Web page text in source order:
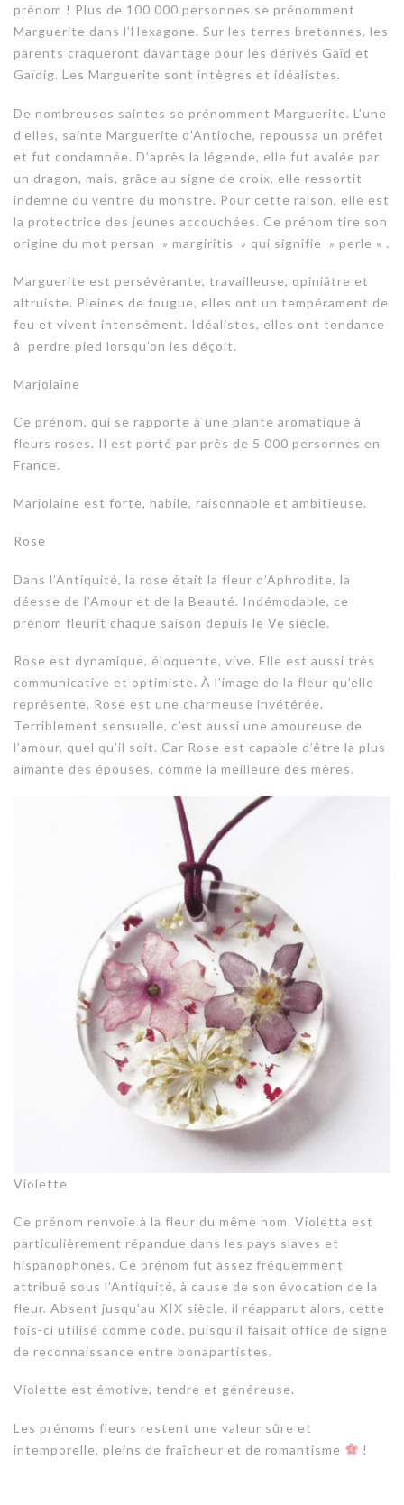
prénom ! Plus de 100 000 personnes se prénomment
Marguerite dans l’Hexagone. Sur les terres bretonnes, les
parents craqueront davantage pour les dérivés Gaïd et
Gaïdig. Les Marguerite sont intègres et idéalistes.
De nombreuses saintes se prénomment Marguerite. L’une
d’elles, sainte Marguerite d’Antioche, repoussa un préfet
et fut condamnée. D’après la légende, elle fut avalée par
un dragon, mais, grâce au signe de croix, elle ressortit
indemne du ventre du monstre. Pour cette raison, elle est
la protectrice des jeunes accouchées. Ce prénom tire son
origine du mot persan » margiritis » qui signifie » perle « .
Marguerite est persévérante, travailleuse, opiniâtre et
altruiste. Pleines de fougue, elles ont un tempérament de
feu et vivent intensément. Idéalistes, elles ont tendance
à perdre pied lorsqu’on les déçoit.
Marjolaine
Ce prénom, qui se rapporte à une plante aromatique à
fleurs roses. Il est porté par près de 5 000 personnes en
France.
Marjolaine est forte, habile, raisonnable et ambitieuse.
Rose
Dans l’Antiquité, la rose était la fleur d’Aphrodite, la
déesse de l’Amour et de la Beauté. Indémodable, ce
prénom fleurit chaque saison depuis le Ve siècle.
Rose est dynamique, éloquente, vive. Elle est aussi très
communicative et optimiste. À l’image de la fleur qu’elle
représente, Rose est une charmeuse invétérée.
Terriblement sensuelle, c’est aussi une amoureuse de
l’amour, quel qu’il soit. Car Rose est capable d’être la plus
aimante des épouses, comme la meilleure des mères.
Violette
Ce prénom renvoie à la fleur du même nom. Violetta est
particulièrement répandue dans les pays slaves et
hispanophones. Ce prénom fut assez fréquemment
attribué sous l’Antiquité, à cause de son évocation de la
fleur. Absent jusqu’au XIX siècle, il réapparut alors, cette
fois-ci utilisé comme code, puisqu’il faisait office de signe
de reconnaissance entre bonapartistes.
Violette est émotive, tendre et généreuse.
Les prénoms fleurs restent une valeur sûre et
intemporelle, pleins de fraîcheur et de romantisme
!